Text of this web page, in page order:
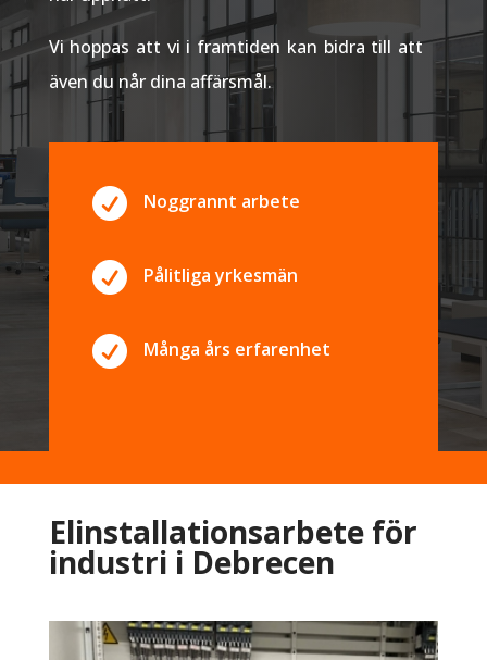
Vi hoppas att vi i framtiden kan bidra till att
även du når dina affärsmål.
 Noggrannt arbete
 Pålitliga yrkesmän
 Många års erfarenhet
Elinstallationsarbete för
industri i Debrecen